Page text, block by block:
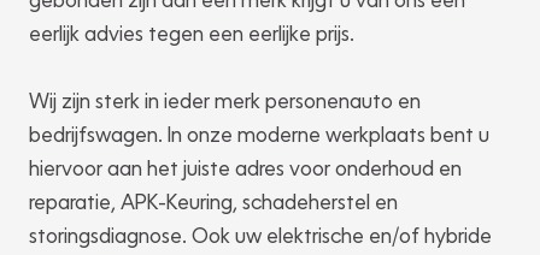
eerlijk advies tegen een eerlijke prijs.
Wij zijn sterk in ieder merk personenauto en
bedrijfswagen. In onze moderne werkplaats bent u
hiervoor aan het juiste adres voor onderhoud en
reparatie, APK-Keuring, schadeherstel en
storingsdiagnose. Ook uw elektrische en/of hybride